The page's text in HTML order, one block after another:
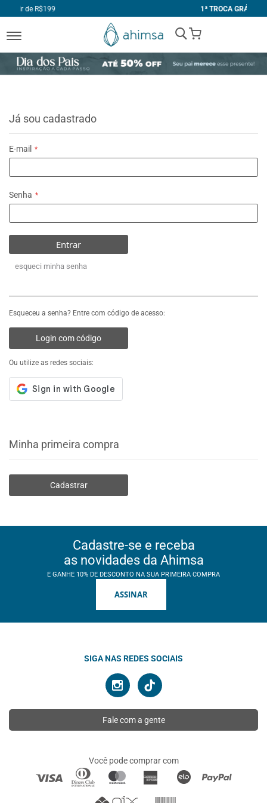
1ª TROCA GRÁTIS
My Cart
Já sou cadastrado
E-mail
Senha
Entrar
esqueci minha senha
Esqueceu a senha? Entre com código de acesso:
Login com código
Ou utilize as redes sociais:
Minha primeira compra
Cadastrar
Cadastre-se e receba
as novidades da Ahimsa
E GANHE 10% DE DESCONTO NA SUA PRIMEIRA COMPRA
ASSINAR
SIGA NAS REDES SOCIAIS
Fale com a gente
Você pode comprar com